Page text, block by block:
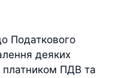
Податкового
деяких
платником ПДВ та